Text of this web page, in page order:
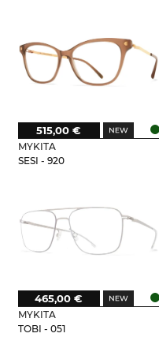
MYKITA
SESI - 920
515,00 €
MYKITA
TOBI - 051
465,00 €